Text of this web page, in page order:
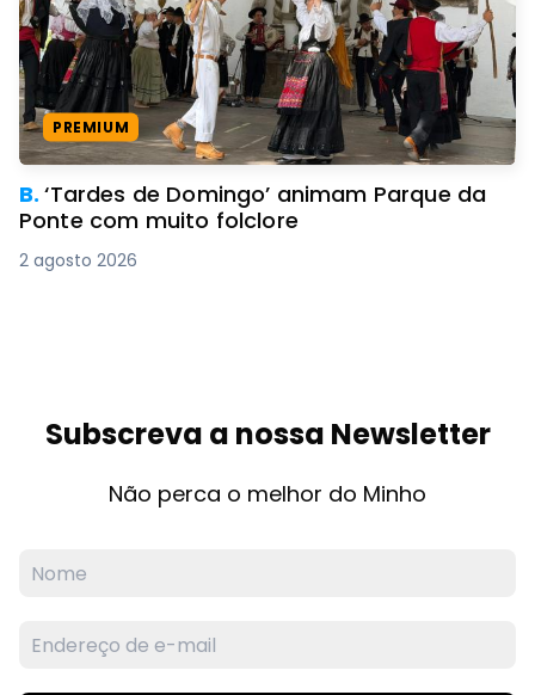
PREMIUM
B.‘Tardes de Domingo’ animam Parque da
Ponte com muito folclore
2 agosto 2026
Subscreva a nossa Newsletter
Não perca o melhor do Minho